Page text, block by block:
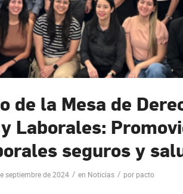
de la Mesa de
Laborales:
seguros y
septiembre de 2024 / en Noticias / por pacto